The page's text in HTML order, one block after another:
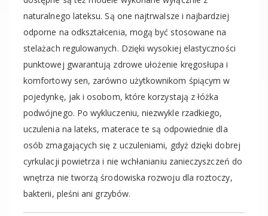
naturalnego lateksu. Są one najtrwalsze i najbardziej
odporne na odkształcenia, mogą być stosowane na
stelażach regulowanych. Dzięki wysokiej elastyczności
punktowej gwarantują zdrowe ułożenie kręgosłupa i
komfortowy sen, zarówno użytkownikom śpiącym w
pojedynkę, jak i osobom, które korzystają z łóżka
podwójnego. Po wykluczeniu, niezwykle rzadkiego,
uczulenia na lateks, materace te są odpowiednie dla
osób zmagających się z uczuleniami, gdyż dzięki dobrej
cyrkulacji powietrza i nie wchłanianiu zanieczyszczeń do
wnętrza nie tworzą środowiska rozwoju dla roztoczy,
bakterii, pleśni ani grzybów.